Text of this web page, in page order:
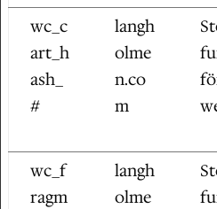
wc_c
art_h
ash_
#
langh
olme
n.co
m
wc_f
ragm
langh
olme